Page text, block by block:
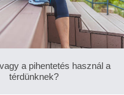
a pihentetés használ a
térdünknek?